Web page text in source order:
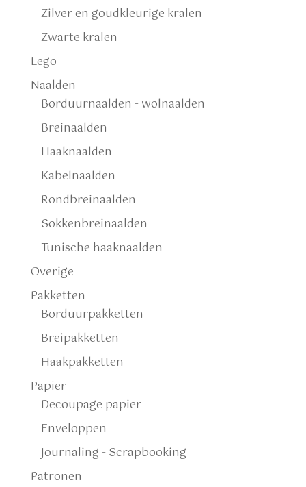
Zilver en goudkleurige kralen
Zwarte kralen
Lego
Naalden
Borduurnaalden - wolnaalden
Breinaalden
Haaknaalden
Kabelnaalden
Rondbreinaalden
Sokkenbreinaalden
Tunische haaknaalden
Overige
Pakketten
Borduurpakketten
Breipakketten
Haakpakketten
Papier
Decoupage papier
Enveloppen
Journaling - Scrapbooking
Patronen